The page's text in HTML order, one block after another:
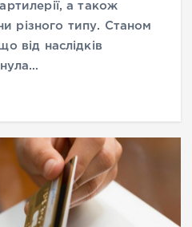
а також
різного типу. Станом
від наслідків